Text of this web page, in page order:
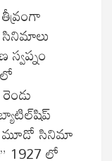
మూడో సినిమా
1927 లో